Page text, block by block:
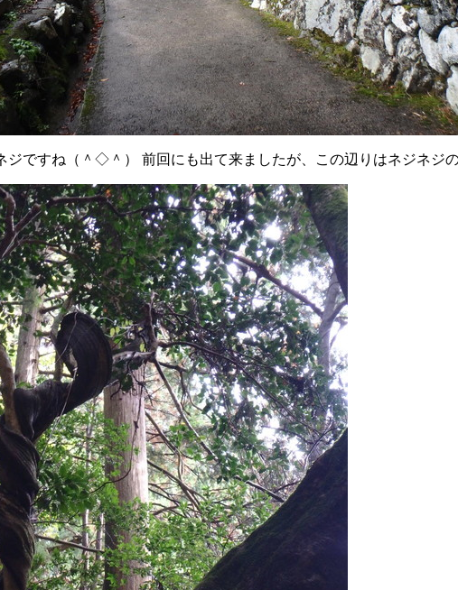
ジですね（＾◇＾） 前回にも出て来ましたが、この辺りはネジネジ